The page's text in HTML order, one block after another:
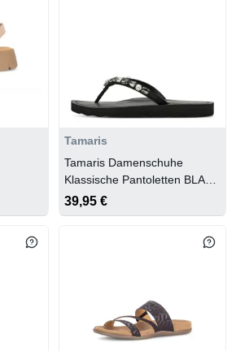
Tamaris
Tamaris Damenschuhe
Klassische Pantoletten BLACK
GLAM
39,95 €